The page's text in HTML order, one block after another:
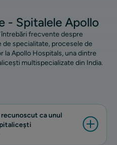
- Spitalele Apollo
frecvente despre
specialitate, procesele de
la Apollo Hospitals, una dintre
multispecializate din India.
ca unul